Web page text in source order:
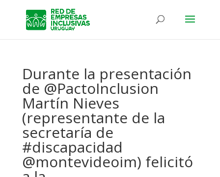
Durante la presentación
de @PactoInclusion
Martín Nieves
(representante de la
secretaría de
#discapacidad
@montevideoim) felicitó